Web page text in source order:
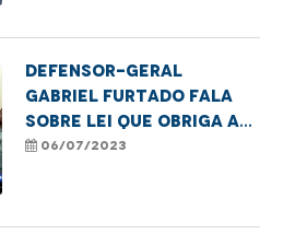
à DPE
Defensor-Geral
Gabriel Furtado fala
sobre lei que obriga a
comunicação de
paternidade à DPE
06/07/2023